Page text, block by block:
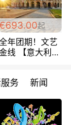
起
年团期！文艺
线 【意大利一
周铁发！
务 新闻